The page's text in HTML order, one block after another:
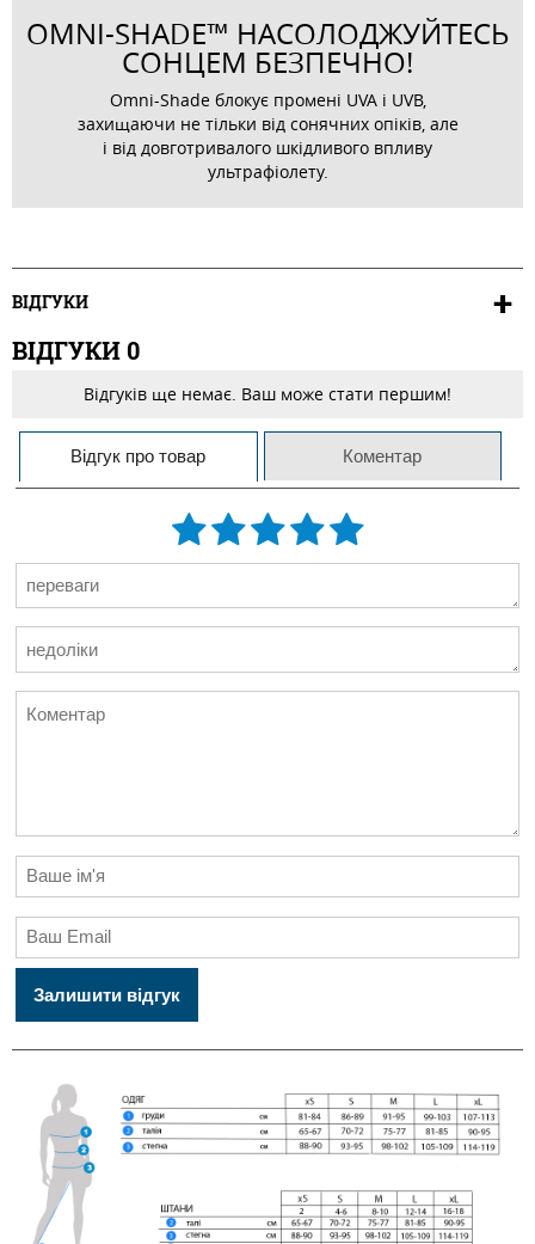
OMNI-SHADE™ НАСОЛОДЖУЙТЕСЬ
СОНЦЕМ БЕЗПЕЧНО!
Omni-Shade блокує промені UVA і UVB,
захищаючи не тільки від сонячних опіків, але
і від довготривалого шкідливого впливу
ультрафіолету.
ВІДГУКИ
ВІДГУКИ 0
Відгуків ще немає. Ваш може стати першим!
Відгук про товар Коментар
Залишити відгук